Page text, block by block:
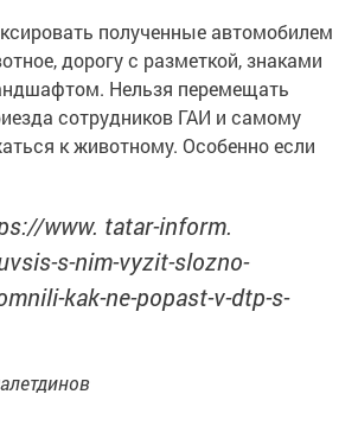
полученные автомобилем
дорогу с разметкой, знаками
Нельзя перемещать
сотрудников ГАИ и самому
к животному. Особенно если
www. tatar-inform.
s-nim-vyzit-slozno-
kak-ne-popast-v-dtp-s-